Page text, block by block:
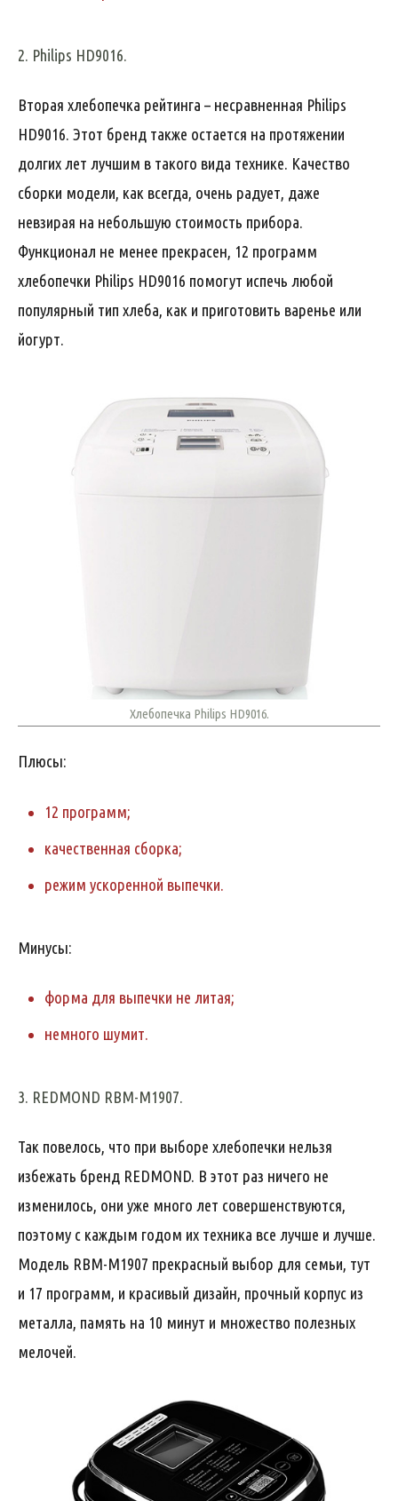
2. Philips HD9016.
Вторая хлебопечка рейтинга – несравненная Philips
HD9016. Этот бренд также остается на протяжении
долгих лет лучшим в такого вида технике. Качество
сборки модели, как всегда, очень радует, даже
невзирая на небольшую стоимость прибора.
Функционал не менее прекрасен, 12 программ
хлебопечки Philips HD9016 помогут испечь любой
популярный тип хлеба, как и приготовить варенье или
йогурт.
Хлебопечка Philips HD9016.
Плюсы:
12 программ;
качественная сборка;
режим ускоренной выпечки.
Минусы:
форма для выпечки не литая;
немного шумит.
3. REDMOND RBM-M1907.
Так повелось, что при выборе хлебопечки нельзя
избежать бренд REDMOND. В этот раз ничего не
изменилось, они уже много лет совершенствуются,
поэтому с каждым годом их техника все лучше и лучше.
Модель RBM-M1907 прекрасный выбор для семьи, тут
и 17 программ, и красивый дизайн, прочный корпус из
металла, память на 10 минут и множество полезных
мелочей.